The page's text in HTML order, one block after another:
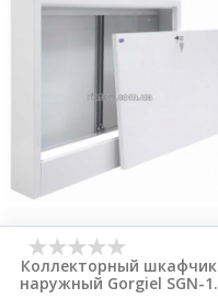
Коллекторный шкафчик
наружный Gorgiel SGN-1.